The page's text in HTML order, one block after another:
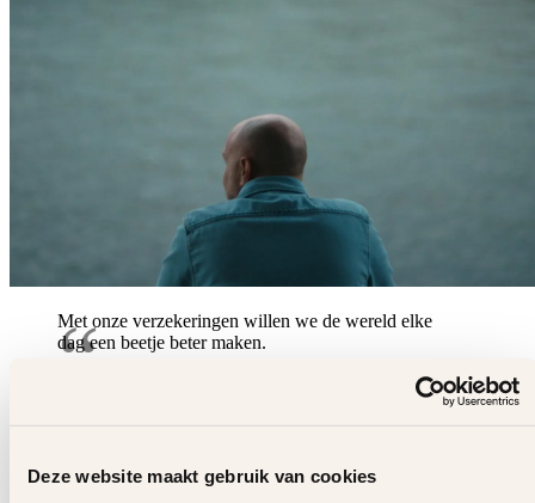
Deze website maakt gebruik van cookies
Als helden stilvallen
Een korte inspirerende film over verlies
Met onze verzekeringen willen we de wereld elke
dag een beetje beter maken.